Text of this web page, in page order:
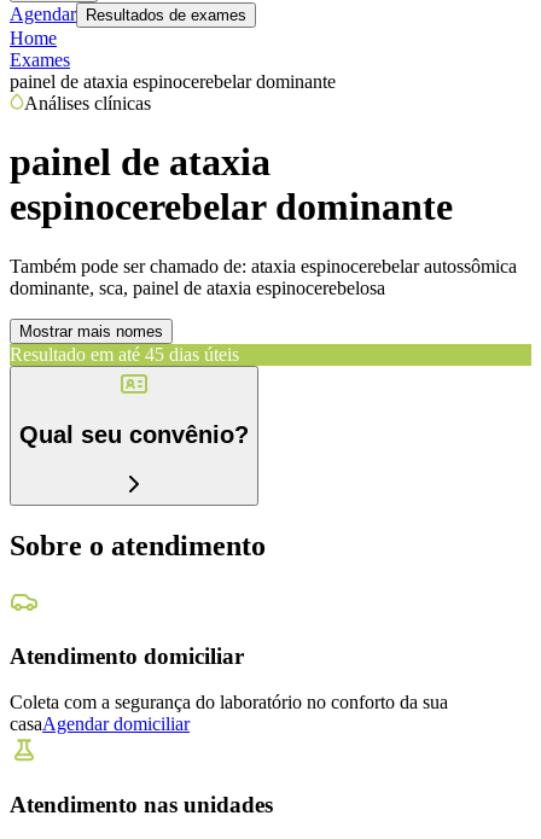
Agendar Resultados de exames
Home
Exames
painel de ataxia espinocerebelar dominante
Análises clínicas
painel de ataxia
espinocerebelar dominante
Também pode ser chamado de: ataxia espinocerebelar autossômica
dominante, sca, painel de ataxia espinocerebelosa
Mostrar mais nomes
Resultado em até 45 dias úteis
Qual seu convênio?
Sobre o atendimento
Atendimento domiciliar
Coleta com a segurança do laboratório no conforto da sua
casaAgendar domiciliar
Atendimento nas unidades